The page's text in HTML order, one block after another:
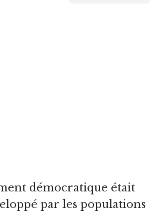
démocratique était
par les populations